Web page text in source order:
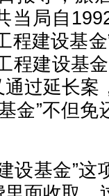
当局自
程建设基
程建设基
过延长案
金”不但
设基金”这